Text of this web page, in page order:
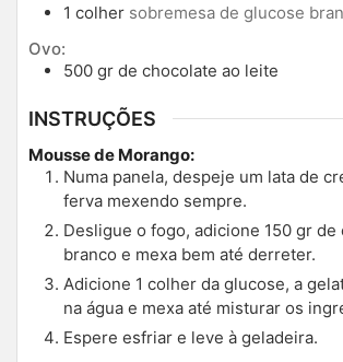
1 colher sobremesa de glucose
Ovo:
500 gr de chocolate ao leite
INSTRUÇÕES
Mousse de Morango:
Numa panela, despeje um lata de
ferva mexendo sempre.
Desligue o fogo, adicione 150 gr de
branco e mexa bem até derreter.
Adicione 1 colher da glucose, a
na água e mexa até misturar os
Espere esfriar e leve à geladeira.